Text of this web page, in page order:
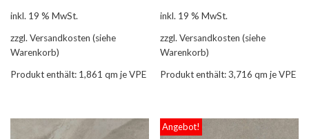
inkl. 19 % MwSt.
zzgl. Versandkosten (siehe
Warenkorb)
Produkt enthält: 1,861 qm je VPE
inkl. 19 % MwSt.
zzgl. Versandkosten (siehe
Warenkorb)
Produkt enthält: 3,716qm je VPE
Angebot!